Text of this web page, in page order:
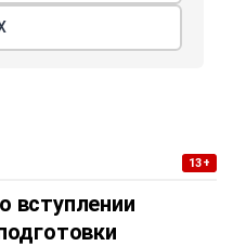
13+
вступлении